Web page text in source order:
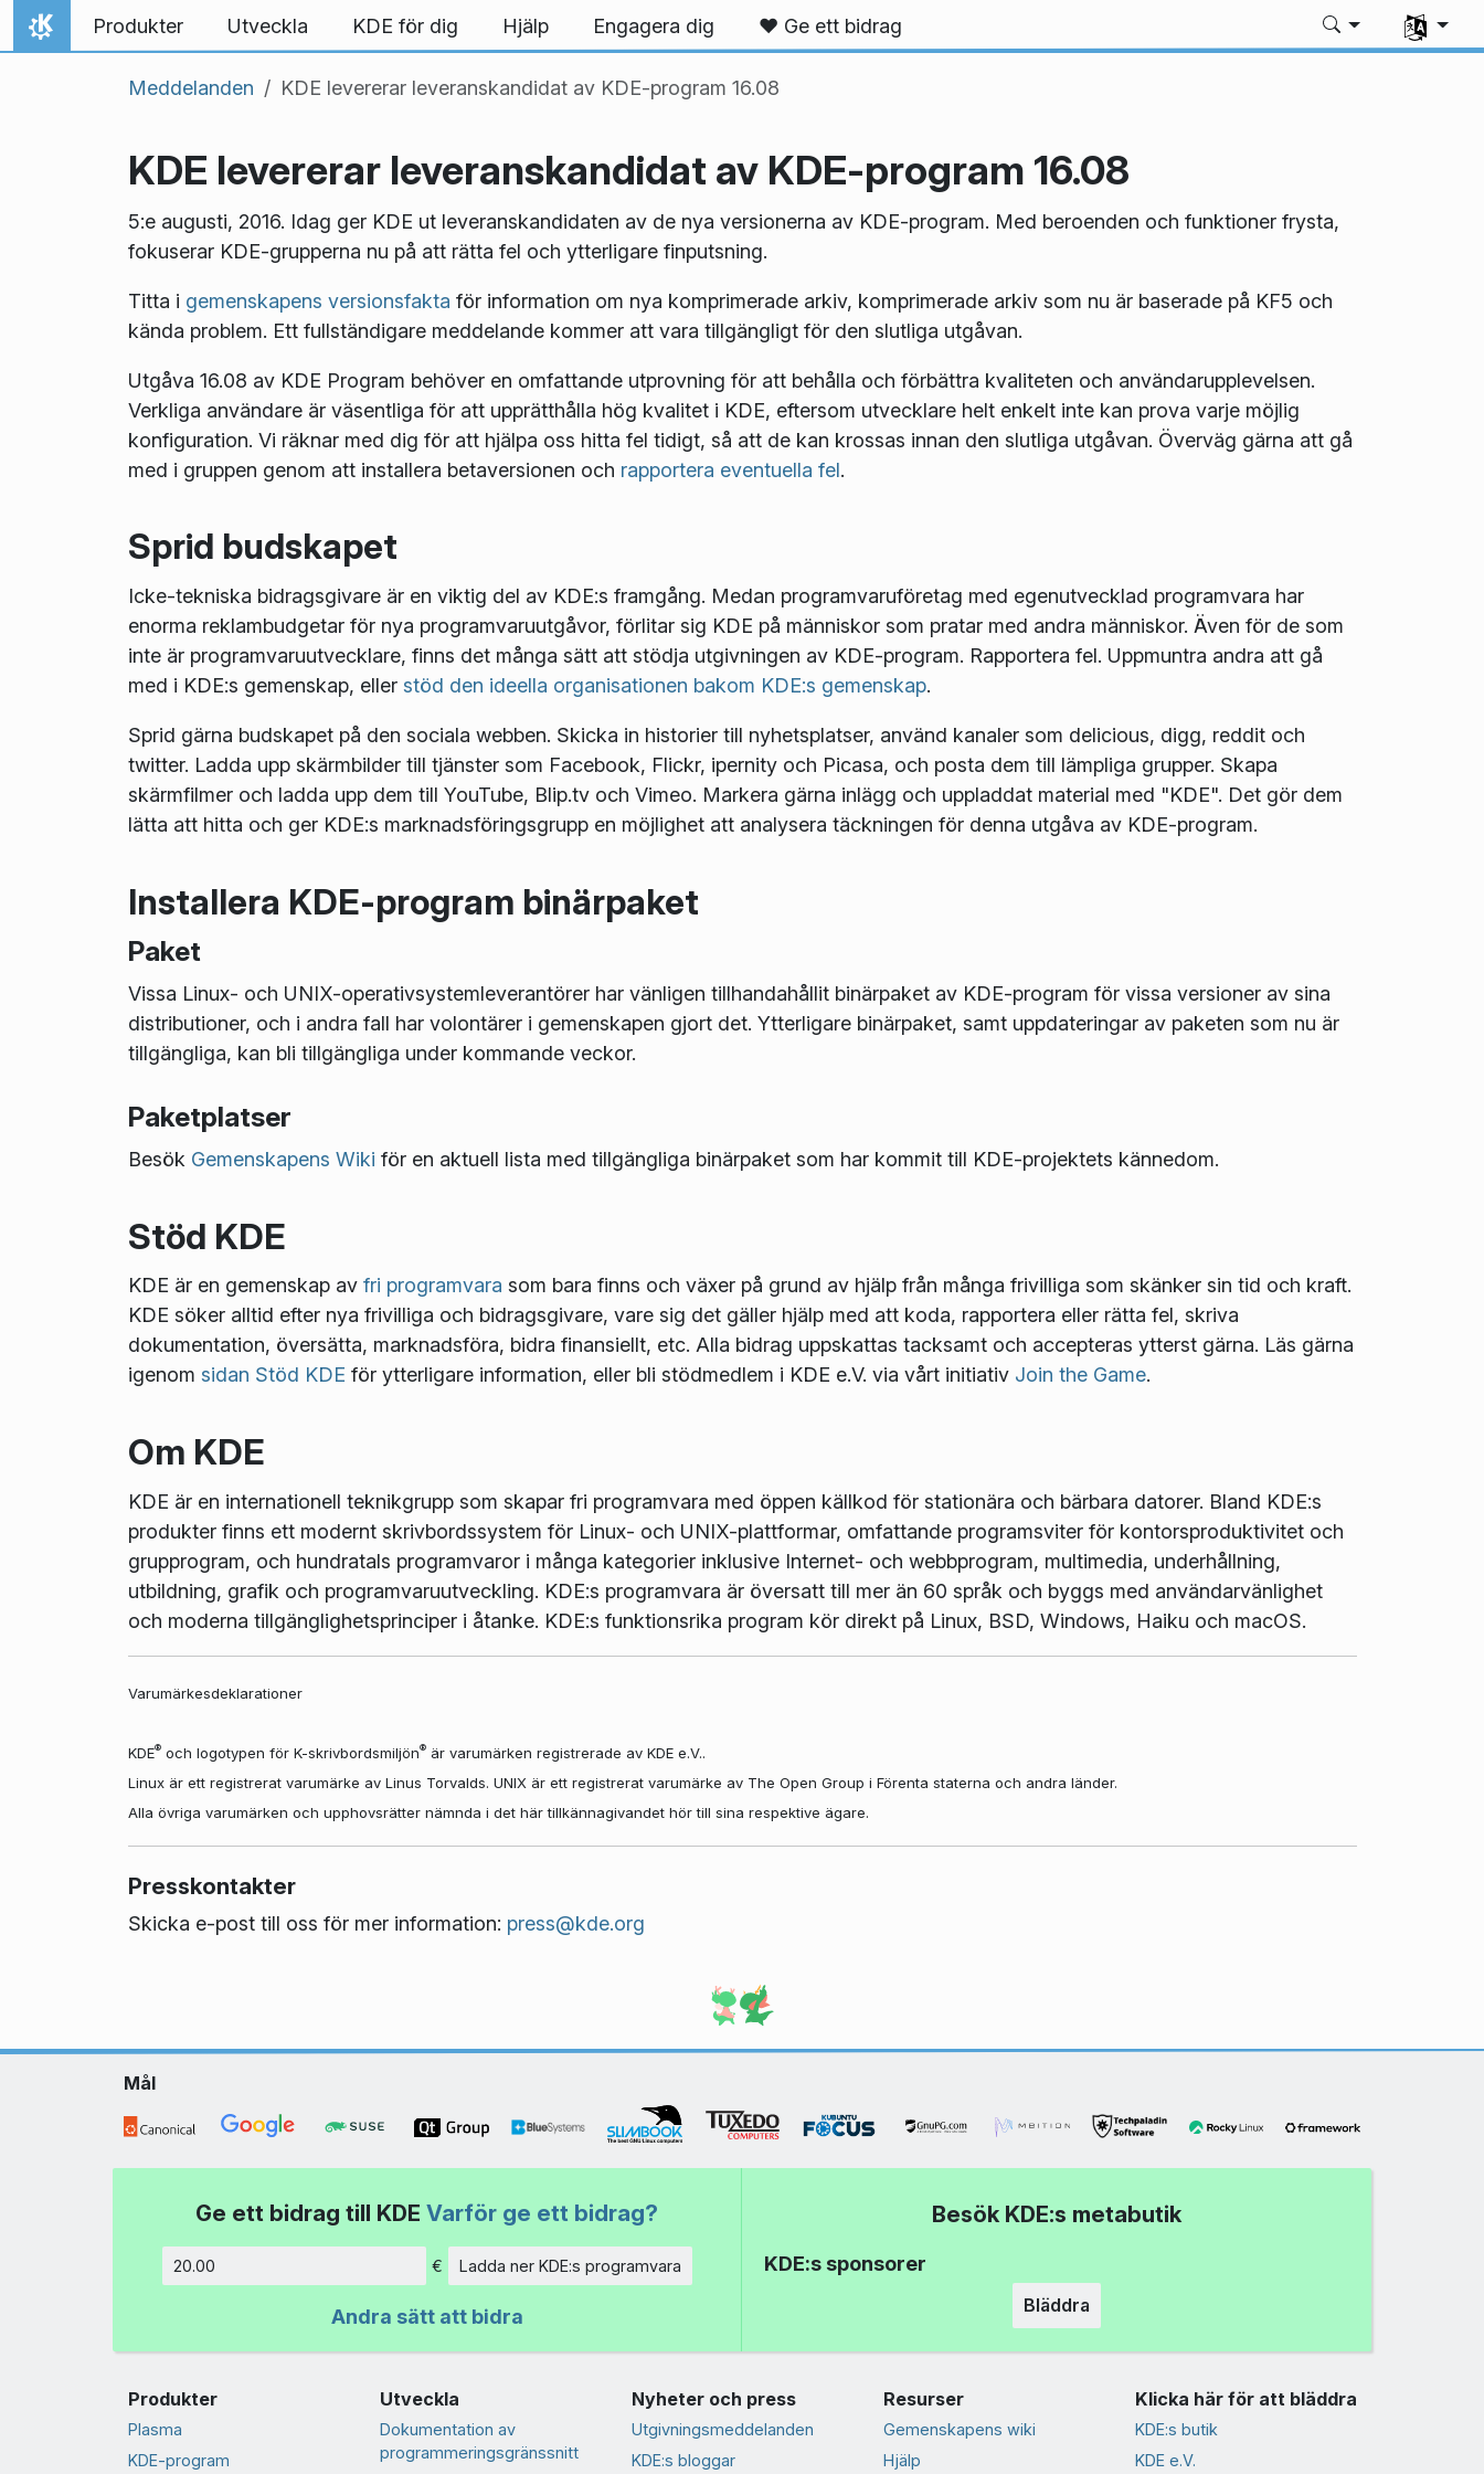
Gå till innehåll
Hem
Produkter Utveckla KDE för dig Hjälp Engagera dig ❤️ Ge ett bidrag
Välj ditt
Meddelanden KDE levererar leveranskandidat av KDE-program 16.08
KDE levererar leveranskandidat av KDE-program 16.08
5:e augusti, 2016. Idag ger KDE ut leveranskandidaten av de nya versionerna av KDE-program. Med beroenden och funktioner frysta,
fokuserar KDE-grupperna nu på att rätta fel och ytterligare finputsning.
Titta i gemenskapens versionsfakta för information om nya komprimerade arkiv, komprimerade arkiv som nu är baserade på KF5 och
kända problem. Ett fullständigare meddelande kommer att vara tillgängligt för den slutliga utgåvan.
Utgåva 16.08 av KDE Program behöver en omfattande utprovning för att behålla och förbättra kvaliteten och användarupplevelsen.
Verkliga användare är väsentliga för att upprätthålla hög kvalitet i KDE, eftersom utvecklare helt enkelt inte kan prova varje möjlig
konfiguration. Vi räknar med dig för att hjälpa oss hitta fel tidigt, så att de kan krossas innan den slutliga utgåvan. Överväg gärna att gå
med i gruppen genom att installera betaversionen och rapportera eventuella fel.
Sprid budskapet
Icke-tekniska bidragsgivare är en viktig del av KDE:s framgång. Medan programvaruföretag med egenutvecklad programvara har
enorma reklambudgetar för nya programvaruutgåvor, förlitar sig KDE på människor som pratar med andra människor. Även för de som
inte är programvaruutvecklare, finns det många sätt att stödja utgivningen av KDE-program. Rapportera fel. Uppmuntra andra att gå
med i KDE:s gemenskap, eller stöd den ideella organisationen bakom KDE:s gemenskap.
Sprid gärna budskapet på den sociala webben. Skicka in historier till nyhetsplatser, använd kanaler som delicious, digg, reddit och
twitter. Ladda upp skärmbilder till tjänster som Facebook, Flickr, ipernity och Picasa, och posta dem till lämpliga grupper. Skapa
skärmfilmer och ladda upp dem till YouTube, Blip.tv och Vimeo. Markera gärna inlägg och uppladdat material med "KDE". Det gör dem
lätta att hitta och ger KDE:s marknadsföringsgrupp en möjlighet att analysera täckningen för denna utgåva av KDE-program.
Installera KDE-program binärpaket
Paket
Vissa Linux- och UNIX-operativsystemleverantörer har vänligen tillhandahållit binärpaket av KDE-program för vissa versioner av sina
distributioner, och i andra fall har volontärer i gemenskapen gjort det. Ytterligare binärpaket, samt uppdateringar av paketen som nu är
tillgängliga, kan bli tillgängliga under kommande veckor.
Paketplatser
Besök Gemenskapens Wiki för en aktuell lista med tillgängliga binärpaket som har kommit till KDE-projektets kännedom.
Stöd KDE
KDE är en gemenskap av fri programvara som bara finns och växer på grund av hjälp från många frivilliga som skänker sin tid och kraft.
KDE söker alltid efter nya frivilliga och bidragsgivare, vare sig det gäller hjälp med att koda, rapportera eller rätta fel, skriva
dokumentation, översätta, marknadsföra, bidra finansiellt, etc. Alla bidrag uppskattas tacksamt och accepteras ytterst gärna. Läs gärna
igenom sidan Stöd KDE för ytterligare information, eller bli stödmedlem i KDE e.V. via vårt initiativ Join the Game.
Om KDE
KDE är en internationell teknikgrupp som skapar fri programvara med öppen källkod för stationära och bärbara datorer. Bland KDE:s
produkter finns ett modernt skrivbordssystem för Linux- och UNIX-plattformar, omfattande programsviter för kontorsproduktivitet och
grupprogram, och hundratals programvaror i många kategorier inklusive Internet- och webbprogram, multimedia, underhållning,
utbildning, grafik och programvaruutveckling. KDE:s programvara är översatt till mer än 60 språk och byggs med användarvänlighet
och moderna tillgänglighetsprinciper i åtanke. KDE:s funktionsrika program kör direkt på Linux, BSD, Windows, Haiku och macOS.
Varumärkesdeklarationer
KDE®och logotypen för K-skrivbordsmiljön®är varumärken registrerade av KDE e.V..
Linux är ett registrerat varumärke av Linus Torvalds. UNIX är ett registrerat varumärke av The Open Group i Förenta staterna och andra länder.
Alla övriga varumärken och upphovsrätter nämnda i det här tillkännagivandet hör till sina respektive ägare.
Presskontakter
Skicka e-post till oss för mer information: press@kde.org
Mål
Ge ett bidrag till KDE Varför ge ett bidrag?
Belopp
€ Ladda ner KDE:s programvara
Andra sätt att bidra
Besök KDE:s metabutik
KDE:s sponsorer
Bläddra
Produkter
Plasma
KDE-program
Utveckla
Dokumentation av
programmeringsgränssnitt
Nyheter och press
Utgivningsmeddelanden
KDE:s bloggar
Resurser
Gemenskapens wiki
Hjälp
Klicka här för att bläddra
KDE:s butik
KDE e.V.